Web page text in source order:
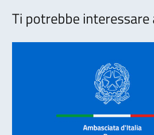
Ti potrebbe interessare